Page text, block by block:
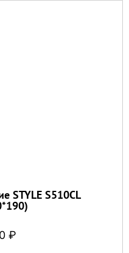
STYLE S510CL
₽